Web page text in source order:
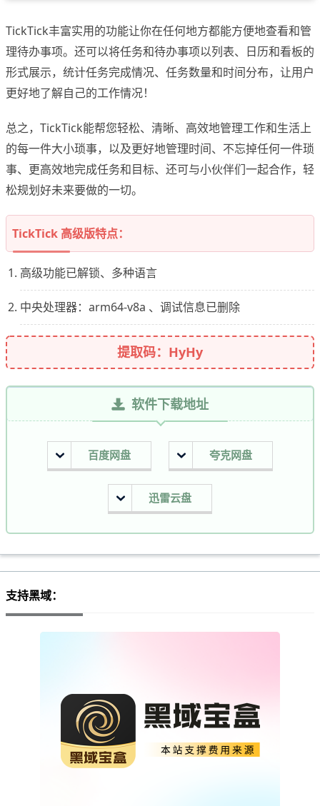
TickTick丰富实用的功能让你在任何地方都能方便地查看和管
理待办事项。还可以将任务和待办事项以列表、日历和看板的
形式展示，统计任务完成情况、任务数量和时间分布，让用户
更好地了解自己的工作情况！
总之，TickTick能帮您轻松、清晰、高效地管理工作和生活上
的每一件大小琐事，以及更好地管理时间、不忘掉任何一件琐
事、更高效地完成任务和目标、还可与小伙伴们一起合作，轻
松规划好未来要做的一切。
TickTick 高级版特点：
高级功能已解锁、多种语言
中央处理器：arm64-v8a 、调试信息已删除
提取码：HyHy
软件下载地址
百度网盘 夸克网盘
迅雷云盘
支持黑域：